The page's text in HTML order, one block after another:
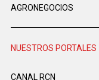
AGRONEGOCIOS
NUESTROS PORTALES
CANAL RCN